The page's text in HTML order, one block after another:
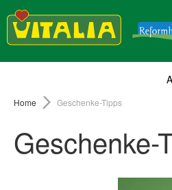
Home Geschenke-Tipps
Geschenke-